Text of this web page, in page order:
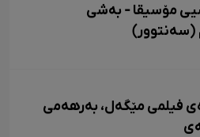
مۆسیقا - بەشی
(سەنتوور)
فیلمی مێگەل، بەرهەمی